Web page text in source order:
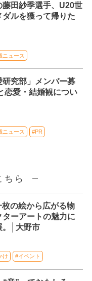
藤田紗季選手、U20世
ルを獲って帰りた
ニュース
研究部」メンバー募
恋愛・結婚観につい
ニュース #PR
ちら
枚の絵から広がる物
ーアートの魅力に
。│大野市
け #イベント